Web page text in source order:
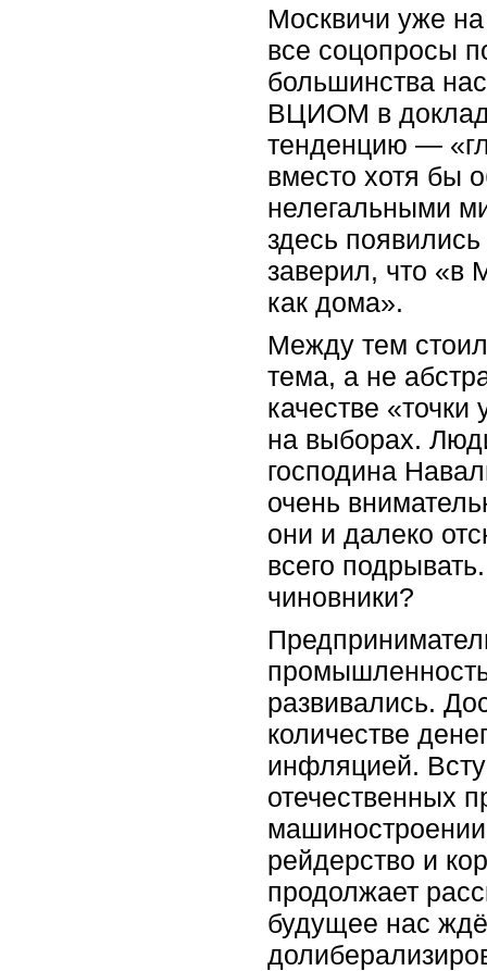
Москвичи уже
все соцопросы
большинства
ВЦИОМ в
тенденцию ―
вместо хотя бы
нелегальными
здесь
заверил, что «в
как дома».
Между тем
тема, а не
качестве
на выборах.
господина
очень
они и далеко
всего
чиновники?
развивались.
количестве
инфляцией.
отечественных
рейдерство и
продолжает
будущее нас